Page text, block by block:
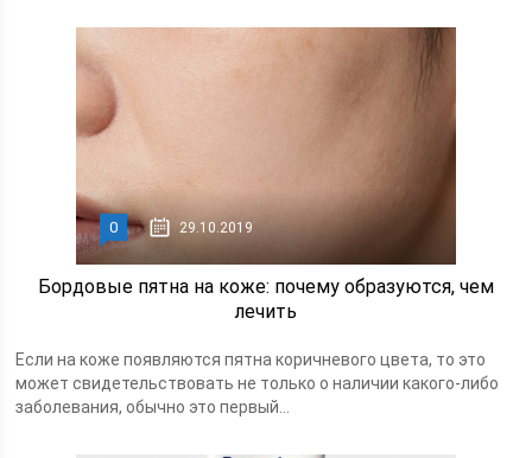
0 29.10.2019
Бордовые пятна на коже: почему образуются, чем
лечить
Если на коже появляются пятна коричневого цвета, то это
может свидетельствовать не только о наличии какого-либо
заболевания, обычно это первый...